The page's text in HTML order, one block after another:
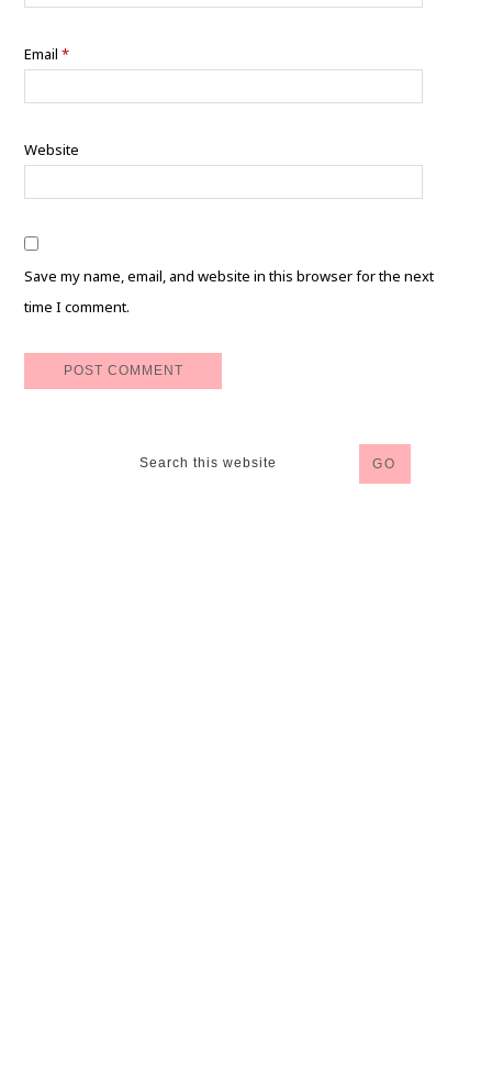
Email*
Website
Save my name, email, and website in this browser for the next
time I comment.